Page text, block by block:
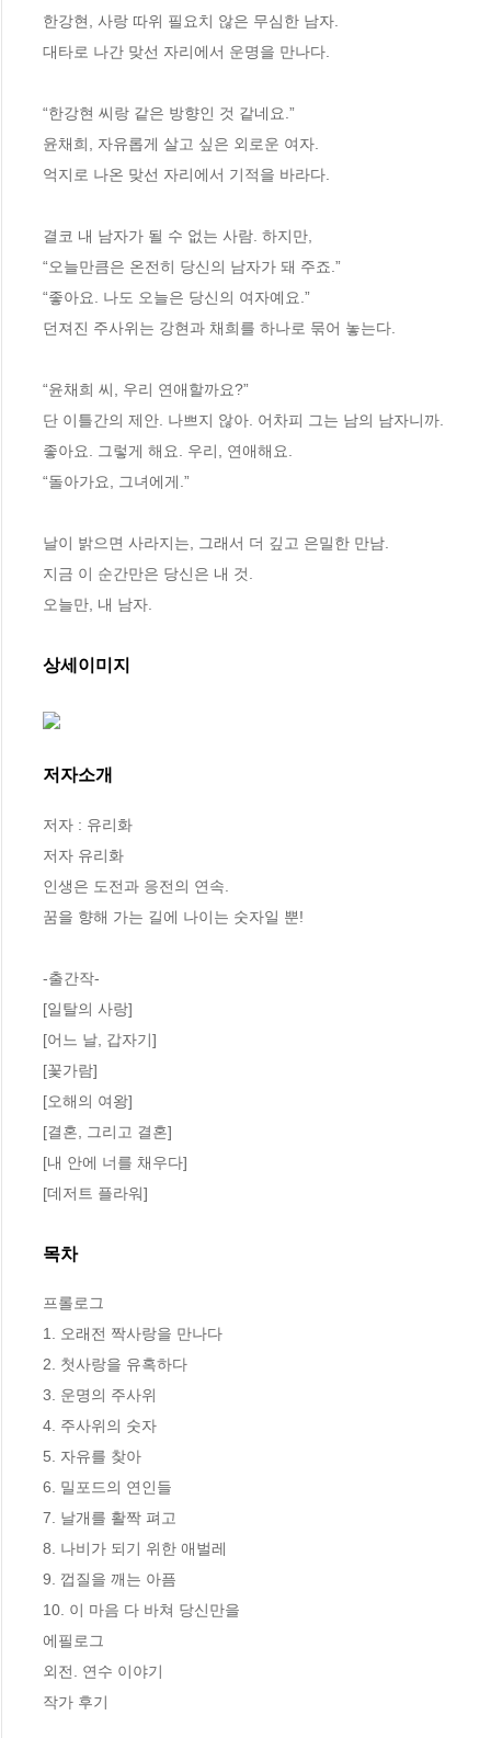
한강현, 사랑 따위 필요치 않은 무심한 남자.
대타로 나간 맞선 자리에서 운명을 만나다.
“한강현 씨랑 같은 방향인 것 같네요.”
윤채희, 자유롭게 살고 싶은 외로운 여자.
억지로 나온 맞선 자리에서 기적을 바라다.
결코 내 남자가 될 수 없는 사람. 하지만,
“오늘만큼은 온전히 당신의 남자가 돼 주죠.”
“좋아요. 나도 오늘은 당신의 여자예요.”
던져진 주사위는 강현과 채희를 하나로 묶어 놓는다.
“윤채희 씨, 우리 연애할까요?”
단 이틀간의 제안. 나쁘지 않아. 어차피 그는 남의 남자니까.
좋아요. 그렇게 해요. 우리, 연애해요.
“돌아가요, 그녀에게.”
날이 밝으면 사라지는, 그래서 더 깊고 은밀한 만남.
지금 이 순간만은 당신은 내 것.
오늘만, 내 남자.
상세이미지
저자소개
저자 : 유리화
저자 유리화
인생은 도전과 응전의 연속.
꿈을 향해 가는 길에 나이는 숫자일 뿐!
-출간작-
[일탈의 사랑]
[어느 날, 갑자기]
[꽃가람]
[오해의 여왕]
[결혼, 그리고 결혼]
[내 안에 너를 채우다]
[데저트 플라워]
목차
프롤로그
1. 오래전 짝사랑을 만나다
2. 첫사랑을 유혹하다
3. 운명의 주사위
4. 주사위의 숫자
5. 자유를 찾아
6. 밀포드의 연인들
7. 날개를 활짝 펴고
8. 나비가 되기 위한 애벌레
9. 껍질을 깨는 아픔
10. 이 마음 다 바쳐 당신만을
에필로그
외전. 연수 이야기
작가 후기